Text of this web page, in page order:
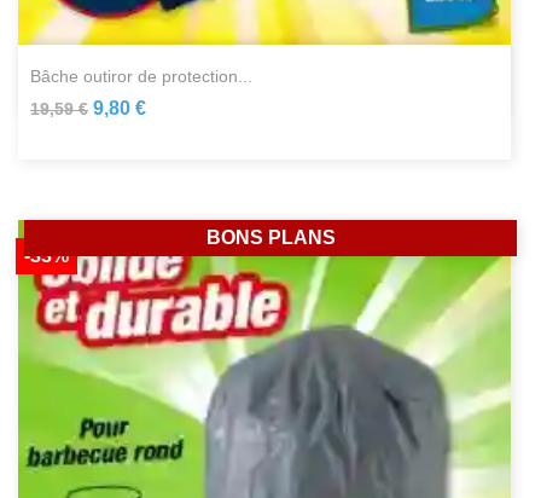
bâche outiror de protection...
19,59 € 9,80 €
-33%
BONS PLANS